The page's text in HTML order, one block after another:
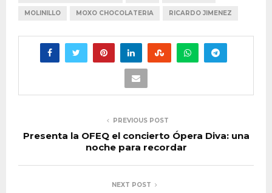
MOLINILLO MOXO CHOCOLATERIA RICARDO JIMENEZ
PREVIOUS POST
Presenta la OFEQ el concierto Ópera Diva: una
noche para recordar
NEXT POST